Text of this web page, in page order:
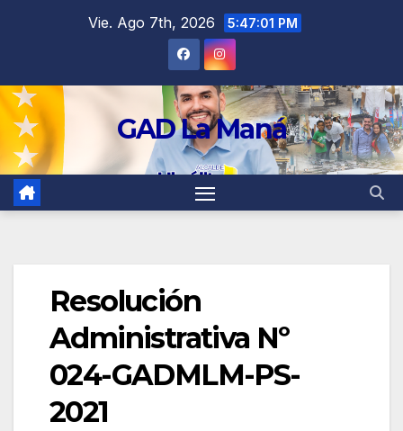
Vie. Ago 7th, 2026 5:47:01 PM
GAD La Maná
Resolución
Administrativa Nº
024-GADMLM-PS-
2021